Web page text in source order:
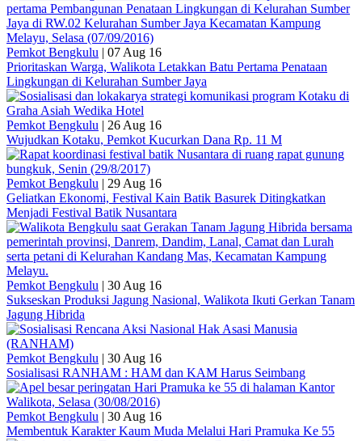
Pemkot Bengkulu | 07 Aug 16
Prioritaskan Warga, Walikota Letakkan Batu Pertama Penataan
Lingkungan di Kelurahan Sumber Jaya
Pemkot Bengkulu | 26 Aug 16
Wujudkan Kotaku, Pemkot Kucurkan Dana Rp. 11 M
Pemkot Bengkulu | 29 Aug 16
Geliatkan Ekonomi, Festival Kain Batik Basurek Ditingkatkan
Menjadi Festival Batik Nusantara
Pemkot Bengkulu | 30 Aug 16
Sukseskan Produksi Jagung Nasional, Walikota Ikuti Gerkan Tanam
Jagung Hibrida
Pemkot Bengkulu | 30 Aug 16
Sosialisasi RANHAM : HAM dan KAM Harus Seimbang
Pemkot Bengkulu | 30 Aug 16
Membentuk Karakter Kaum Muda Melalui Hari Pramuka Ke 55